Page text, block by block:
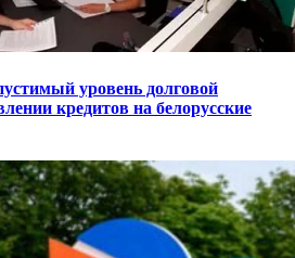
уровень долговой
кредитов на белорусские